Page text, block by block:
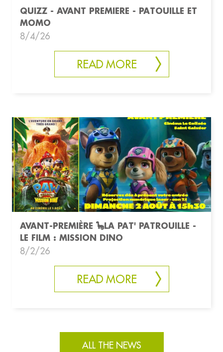
QUIZZ - AVANT PREMIERE - PATOUILLE ET
MOMO
8/4/26
READ MORE
AVANT-PREMIÈRE 🦕LA PAT' PATROUILLE -
LE FILM : MISSION DINO
8/2/26
READ MORE
ALL THE NEWS